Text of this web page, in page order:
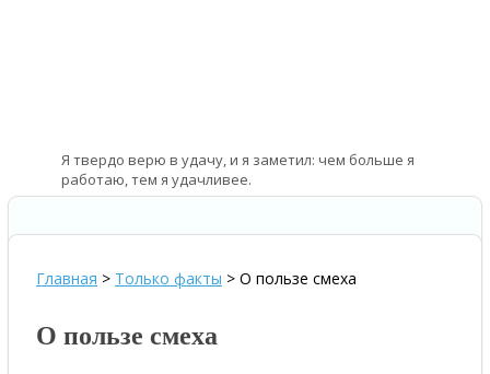
Я твердо верю в удачу, и я заметил: чем больше я
работаю, тем я удачливее.
США
Главная > Только факты > О пользе смеха
О пользе смеха